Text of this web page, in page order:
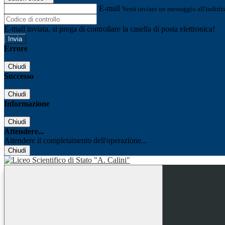
E-mail Verrà inviato un messaggio
E-mail inviata, si prega di controllare la casella di posta elettronica!
Errore
Chiudi
Successo
Chiudi
Informazione
Chiudi
Attendere...
Attendere il completamento dell'operazione...
Chiudi